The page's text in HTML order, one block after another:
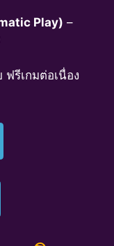
Play) –
รีเกมต่อเนื่อง